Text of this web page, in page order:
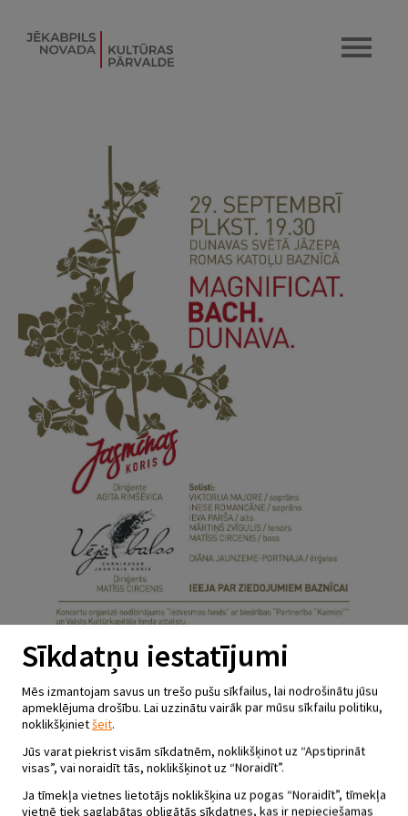
KORU DUETS UN SOLISTU
ANSAMBLIS JOHANA
SEBASTIANA BAHA
MAGNIFIKĀTĀ DUNAVAS SVĒTĀ
JĀZEPA ROMAS KATOĻU
Sīkdatņu iestatījumi
Mēs izmantojam savus un trešo pušu sīkfailus, lai nodrošinātu jūsu
apmeklējuma drošību. Lai uzzinātu vairāk par mūsu sīkfailu politiku,
noklikšķinietšeit.
Jūs varat piekrist visām sīkdatnēm, noklikšķinot uz “Apstiprināt
visas”, vai noraidīt tās, noklikšķinot uz “Noraidīt”.
Ja tīmekļa vietnes lietotājs noklikšķina uz pogas “Noraidīt”, tīmekļa
vietnē tiek saglabātas obligātās sīkdatnes, kas ir nepieciešamas